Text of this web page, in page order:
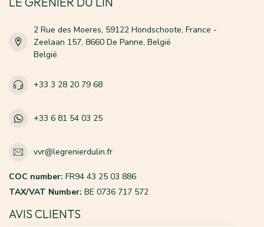
2 Rue des Moeres, 59122 Hondschoote, France -
Zeelaan 157, 8660 De Panne, België
België
+33 3 28 20 79 68
+33 6 81 54 03 25
vvr@legrenierdulin.fr
COC number: FR94 43 25 03 886
TAX/VAT Number: BE 0736 717 572
AVIS CLIENTS